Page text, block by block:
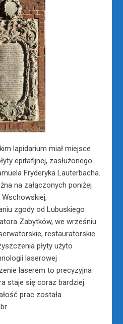
lapidarium miał miejsce
epitafijnej, zasłużonego
Fryderyka Lauterbacha.
na załączonych poniżej
zgody od Lubuskiego
Zabytków, we wrześniu
restauratorskie
płyty użyto
laserowej
laserem to precyzyjna
staje się coraz bardziej
prac została